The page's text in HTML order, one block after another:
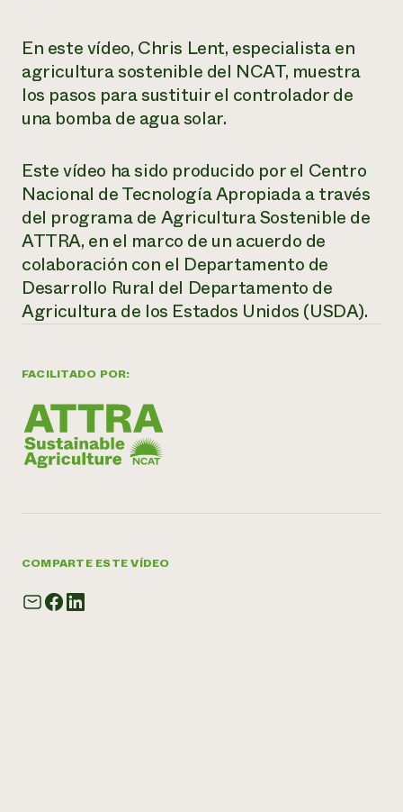
un
Llame a la
1-800-346-
FACILITADO POR:
COMPARTE ESTE VÍDEO
En este vídeo, Chris Lent, especialista en
agricultura sostenible del NCAT, muestra
los pasos para sustituir el controlador de
una bomba de agua solar.
Este vídeo ha sido producido por el Centro
Nacional de Tecnología Apropiada a través
del programa de Agricultura Sostenible de
ATTRA, en el marco de un acuerdo de
colaboración con el Departamento de
Desarrollo Rural del Departamento de
Agricultura de los Estados Unidos (USDA).